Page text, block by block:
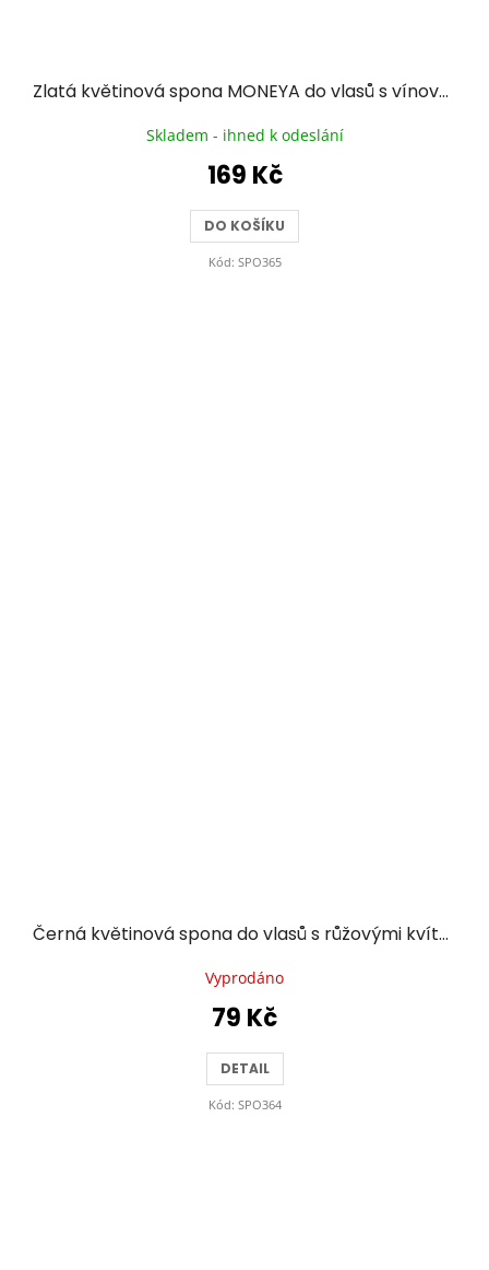
Zlatá květinová spona MONEYA do vlasů s vínovými kamínky
Skladem - ihned k odeslání
169 Kč
DO KOŠÍKU
Kód: SPO365
Černá květinová spona do vlasů s růžovými kvítky
Vyprodáno
79 Kč
DETAIL
Kód: SPO364